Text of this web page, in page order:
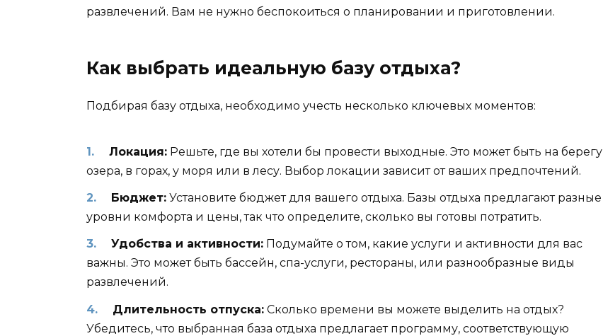
развлечений. Вам не нужно беспокоиться о планировании и приготовлении.
Как выбрать идеальную базу отдыха?
Подбирая базу отдыха, необходимо учесть несколько ключевых моментов:
Локация:Решьте, где вы хотели бы провести выходные. Это может быть на берегу
озера, в горах, у моря или в лесу. Выбор локации зависит от ваших предпочтений.
Бюджет:Установите бюджет для вашего отдыха. Базы отдыха предлагают разные
уровни комфорта и цены, так что определите, сколько вы готовы потратить.
Удобства и активности:Подумайте о том, какие услуги и активности для вас
важны. Это может быть бассейн, спа-услуги, рестораны, или разнообразные виды
развлечений.
Длительность отпуска:Сколько времени вы можете выделить на отдых?
Убедитесь, что выбранная база отдыха предлагает программу, соответствующую